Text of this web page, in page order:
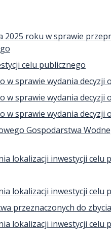
2025 roku w sprawie
celu publicznego
w sprawie wydania decyzji
w sprawie wydania decyzji
w sprawie wydania decyzji
Gospodarstwa
lokalizacji inwestycji celu
lokalizacji inwestycji celu
przeznaczonych do
lokalizacji inwestycji celu